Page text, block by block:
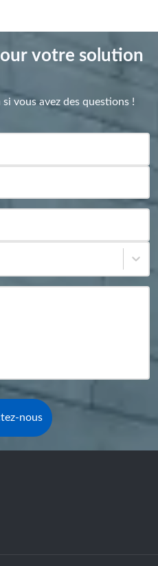
votre solution
vous avez des questions !
nous